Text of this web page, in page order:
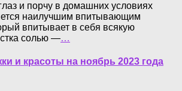
и порчу в домашних условиях
наилучшим впитывающим
впитывает в себя всякую
солью —…
и красоты на ноябрь 2023 года